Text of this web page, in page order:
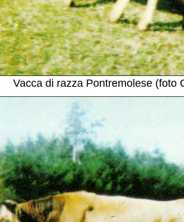
Vacca di razza Pontremolese (foto